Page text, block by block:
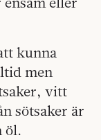
kunna
men
vitt
sötsaker är
öl.